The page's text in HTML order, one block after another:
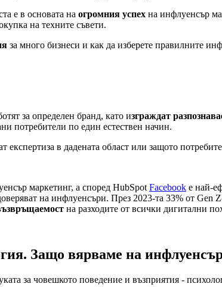
е в основата на огромния успех на инфлуенсър
на техните съвети.
за много бизнеси и как да изберете правилните
за определен бранд, като изграждат
потребители по един естествен начин.
в дадената област или защото
маркетинг, а според HubSpot Facebook е най-
на инфлуенсъри. През 2023-та 33% от Gen
на разходите от всички дигитални
Защо вярваме на
за човешкото поведение и възприятия -